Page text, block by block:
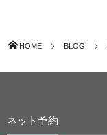
HOME BLOG
ネット予約